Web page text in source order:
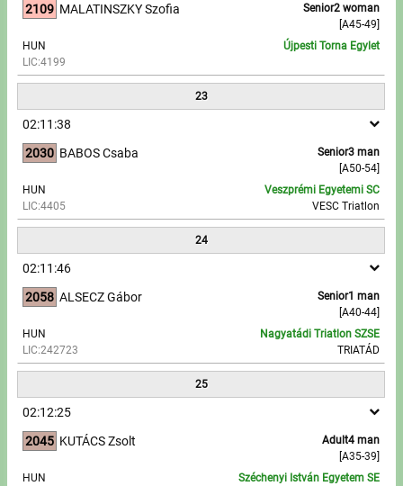
2109
Senior2 woman
[A45-49]
MALATINSZKY Szofia
HUN
LIC:4199
Újpesti Torna Egylet
23
02:11:38
2030
Senior3 man
[A50-54]
BABOS Csaba
HUN
LIC:4405
Veszprémi Egyetemi SC
VESC Triatlon
24
02:11:46
2058
Senior1 man
[A40-44]
ALSECZ Gábor
HUN
LIC:242723
Nagyatádi Triatlon SZSE
TRIATÁD
25
02:12:25
2045
Adult4 man
[A35-39]
KUTÁCS Zsolt
HUN
Széchenyi István Egyetem SE